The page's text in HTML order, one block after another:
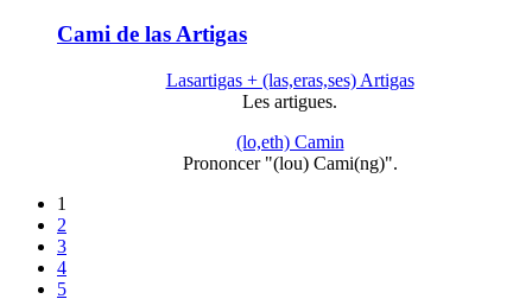
Cami de las Artigas
Lasartigas + (las,eras,ses) Artigas
Les artigues.
(lo,eth) Camin
Prononcer "(lou) Cami(ng)".
1
2
3
4
5